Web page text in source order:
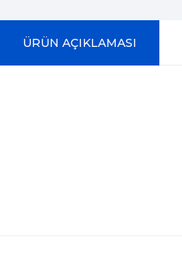
ÜRÜN AÇIKLAMASI